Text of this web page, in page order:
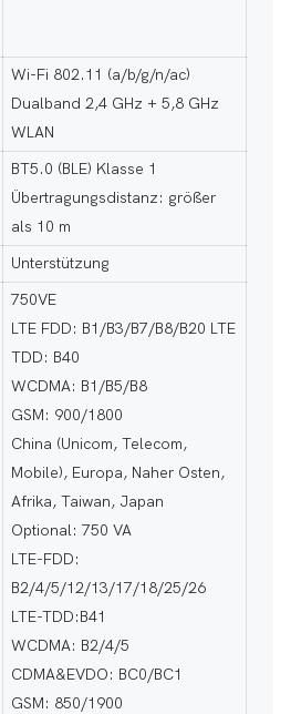
Wi-Fi 802.11 (a/b/g/n/ac)
Dualband 2,4 GHz + 5,8 GHz
WLAN
BT5.0 (BLE) Klasse 1
Übertragungsdistanz: größer
als 10 m
Unterstützung
750VE
LTE FDD: B1/B3/B7/B8/B20 LTE
TDD: B40
WCDMA: B1/B5/B8
GSM: 900/1800
China (Unicom, Telecom,
Mobile), Europa, Naher Osten,
Afrika, Taiwan, Japan
Optional: 750 VA
LTE-FDD:
B2/4/5/12/13/17/18/25/26
LTE-TDD:B41
WCDMA: B2/4/5
CDMA&EVDO: BC0/BC1
GSM: 850/1900